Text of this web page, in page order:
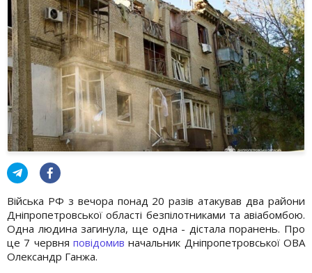
Війська РФ з вечора понад 20 разів атакував два райони
Дніпропетровської області безпілотниками та авіабомбою.
Одна людина загинула, ще одна - дістала поранень. Про
це 7 червня повідомив начальник Дніпропетровської ОВА
Олександр Ганжа.